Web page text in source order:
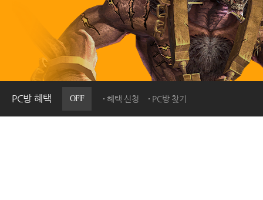
PC방 혜택 OFF 혜택 신청 PC방 찾기
히스토리
PC방으로간다
세부가이드
통합보급센터